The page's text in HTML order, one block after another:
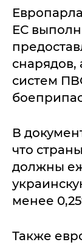
ЕС
снарядов,
систем
В
что
должны
менее
Также